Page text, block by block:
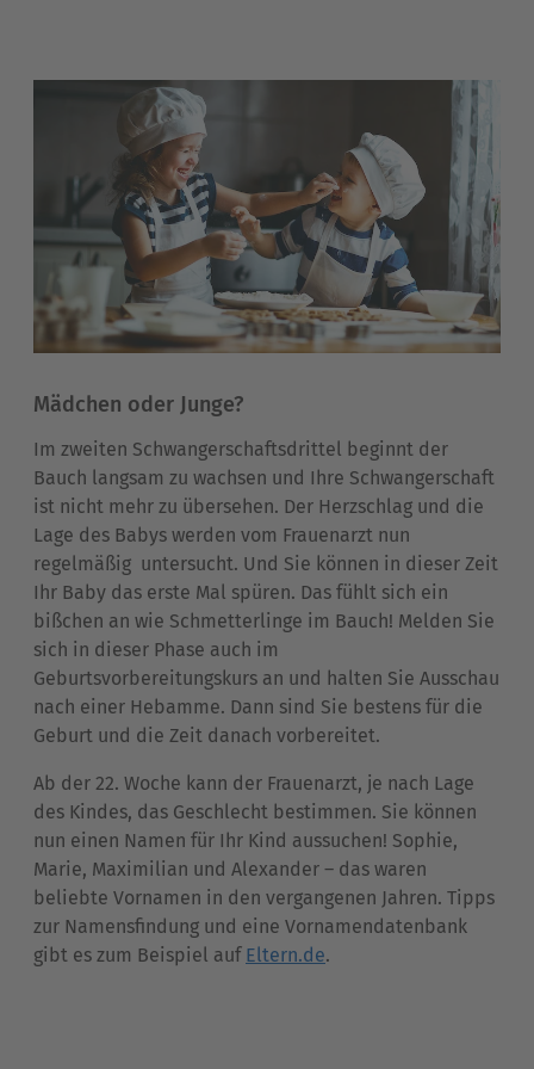
Mädchen oder Junge?
Im zweiten Schwangerschaftsdrittel beginnt der
Bauch langsam zu wachsen und Ihre Schwangerschaft
ist nicht mehr zu übersehen. Der Herzschlag und die
Lage des Babys werden vom Frauenarzt nun
regelmäßig untersucht. Und Sie können in dieser Zeit
Ihr Baby das erste Mal spüren. Das fühlt sich ein
bißchen an wie Schmetterlinge im Bauch! Melden Sie
sich in dieser Phase auch im
Geburtsvorbereitungskurs an und halten Sie Ausschau
nach einer Hebamme. Dann sind Sie bestens für die
Geburt und die Zeit danach vorbereitet.
Ab der 22. Woche kann der Frauenarzt, je nach Lage
des Kindes, das Geschlecht bestimmen. Sie können
nun einen Namen für Ihr Kind aussuchen! Sophie,
Marie, Maximilian und Alexander – das waren
beliebte Vornamen in den vergangenen Jahren. Tipps
zur Namensfindung und eine Vornamendatenbank
gibt es zum Beispiel auf Eltern.de.